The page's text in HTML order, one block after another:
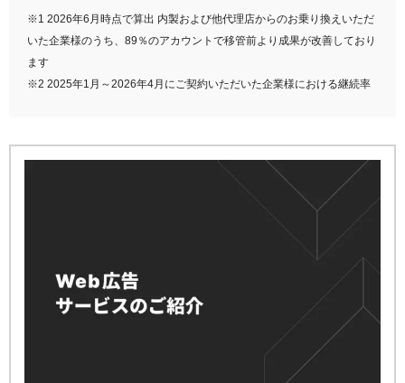
※1 2026年6月時点で算出 内製および他代理店からのお乗り換えいただ
いた企業様のうち、89％のアカウントで移管前より成果が改善しており
ます
※2 2025年1月～2026年4月にご契約いただいた企業様における継続率